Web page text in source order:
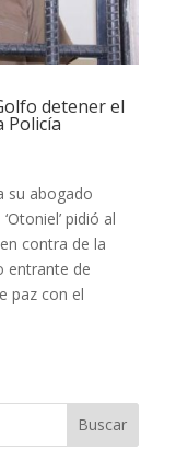
detener el
Policía
su abogado
pidió al
contra de la
entrante de
paz con el
Buscar